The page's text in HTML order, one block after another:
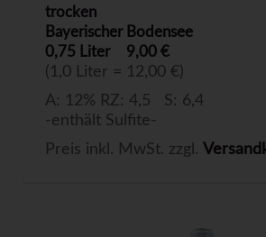
trocken
Bayerischer Bodensee
0,75 Liter
9,00 €
(1,0 Liter = 12,00 €)
A: 12% RZ: 4,5 S: 6,4
-enthält Sulfite-
Preis inkl. MwSt. zzgl.